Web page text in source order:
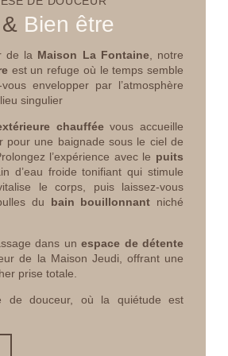
& Bien être
de la Maison La Fontaine, notre
est un refuge où le temps semble
envelopper par l’atmosphère
singulier
chaufféevous accueille
pour une baignade sous le ciel de
l’expérience avec le puits
d’eau froide tonifiant qui stimule
le corps, puis laissez-vous
du bain bouillonnant niché
dans un espace de détente
de la Maison Jeudi, offrant une
prise totale.
de douceur, où la quiétude est